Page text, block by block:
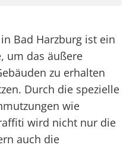
Bad Harzburg ist ein
um das äußere
zu erhalten
Durch die spezielle
wie
wird nicht nur die
auch die